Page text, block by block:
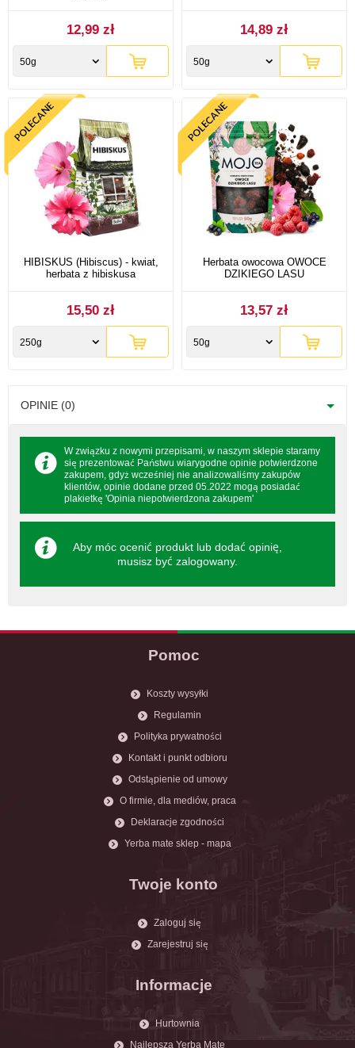
12,99 zł
50g
14,89 zł
50g
HIBISKUS (Hibiscus) - kwiat,
herbata z hibiskusa
15,50 zł
250g
Herbata owocowa OWOCE
DZIKIEGO LASU
13,57 zł
50g
OPINIE (0)
W związku z nowymi przepisami, w naszym sklepie staramy
się prezentować Państwu wiarygodne opinie potwierdzone
zakupem, gdyż wcześniej nie analizowaliśmy zakupów
klientów, opinie dodane przed 05.2022 mogą posiadać
plakietkę 'Opinia niepotwierdzona zakupem'
Aby móc ocenić produkt lub dodać opinię,
musisz być zalogowany.
Pomoc
Koszty wysyłki
Regulamin
Polityka prywatności
Kontakt i punkt odbioru
Odstąpienie od umowy
O firmie, dla mediów, praca
Deklaracje zgodności
Yerba mate sklep - mapa
Twoje konto
Zaloguj się
Zarejestruj się
Informacje
Hurtownia
Najlepsza Yerba Mate